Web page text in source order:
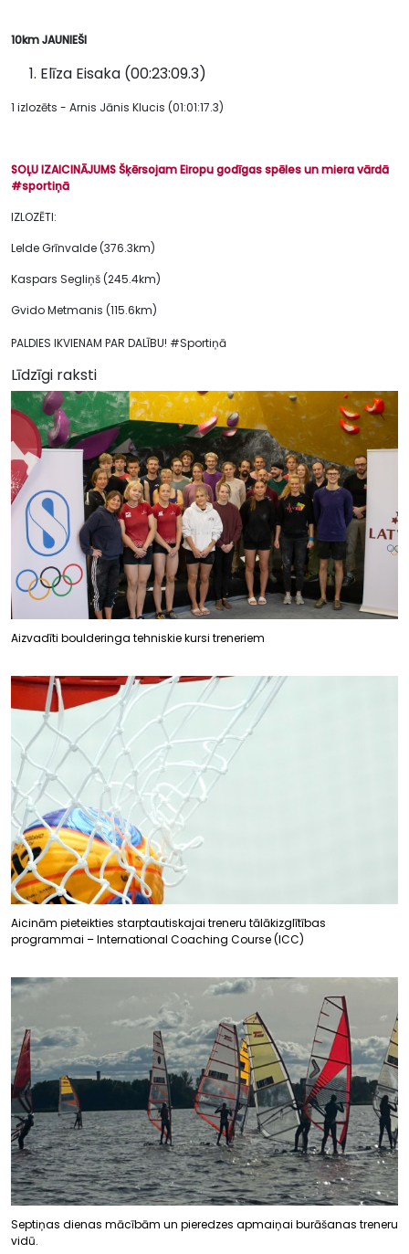
10km JAUNIEŠI
Elīza Eisaka (00:23:09.3)
1 izlozēts - Arnis Jānis Klucis (01:01:17.3)
SOĻU IZAICINĀJUMSŠķērsojam Eiropu godīgas spēles un miera vārdā
#sportiņā
IZLOZĒTI:
Lelde Grīnvalde (376.3km)
Kaspars Segliņš (245.4km)
Gvido Metmanis (115.6km)
PALDIES IKVIENAM PAR DALĪBU! #Sportiņā
Līdzīgi raksti
Aizvadīti boulderinga tehniskie kursi treneriem
Aicinām pieteikties starptautiskajai treneru tālākizglītības
programmai – International Coaching Course (ICC)
Septiņas dienas mācībām un pieredzes apmaiņai burāšanas treneru
vidū.